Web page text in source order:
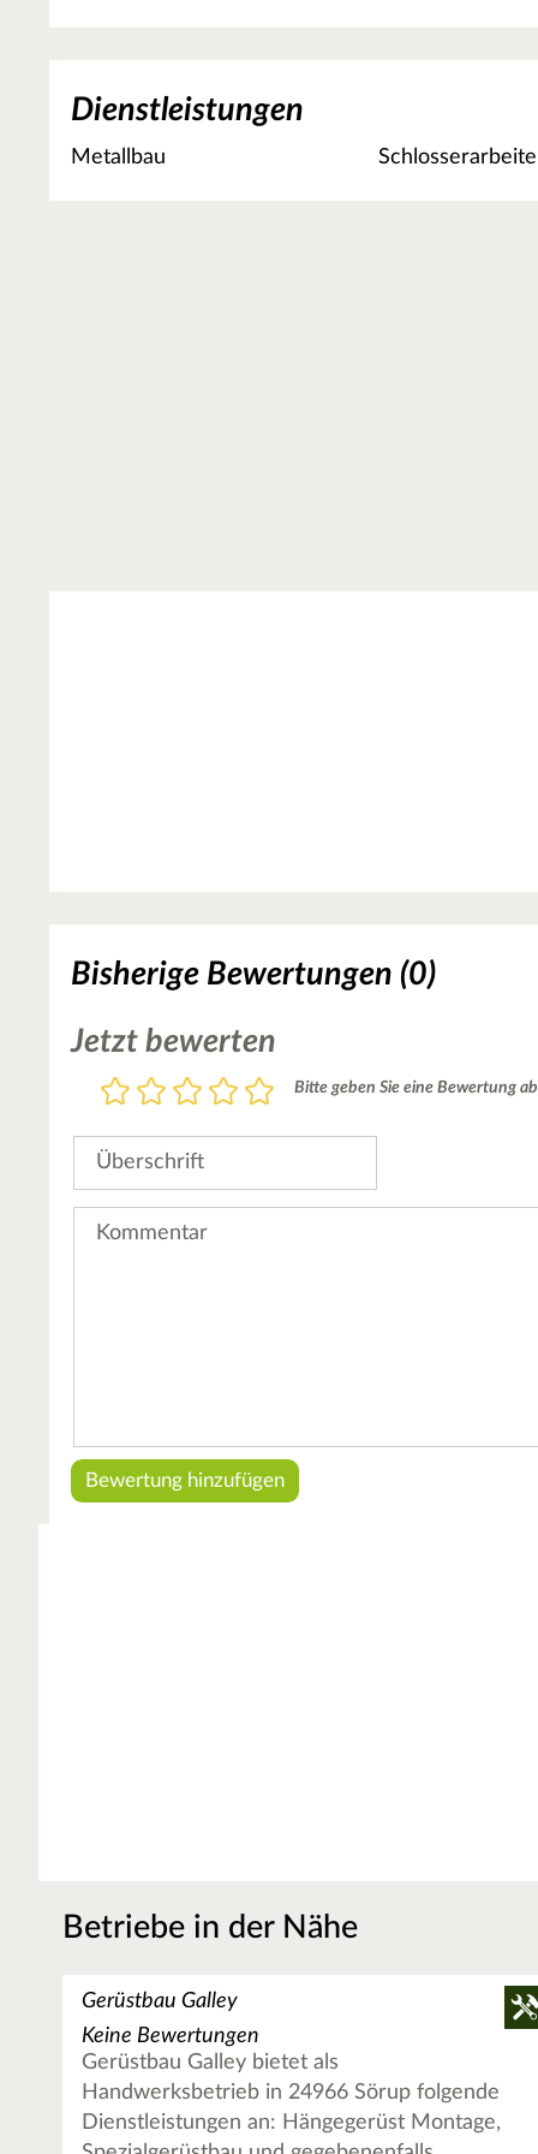
Dienstleistungen
Metallbau
Bisherige Bewertungen (0)
Jetzt bewerten
Bewertung
5
4
3
2
1
Bitte geben Sie eine Bewertung
Überschrift
Betriebe in der Nähe
Gerüstbau Galley
Keine Bewertungen
Gerüstbau Galley bietet als
Handwerksbetrieb in 24966 Sörup folgende
Dienstleistungen an: Hängegerüst Montage,